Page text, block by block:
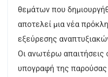
θεμάτων που
αποτελεί μια νέα
εξεύρεσης
Οι ανωτέρω απαιτήσεις
υπογραφή της